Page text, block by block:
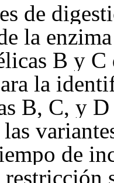
de
la
B y
la
B, C, y
de
restricción